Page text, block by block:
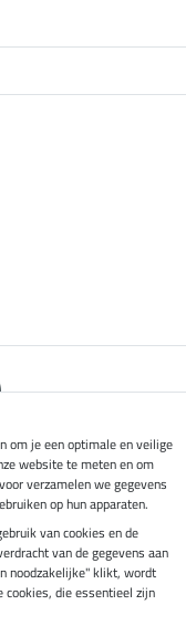
om je een optimale en veilige
website te meten en om
verzamelen we gegevens
op hun apparaten.
van cookies en de
van de gegevens aan
noodzakelijke" klikt, wordt
die essentieel zijn